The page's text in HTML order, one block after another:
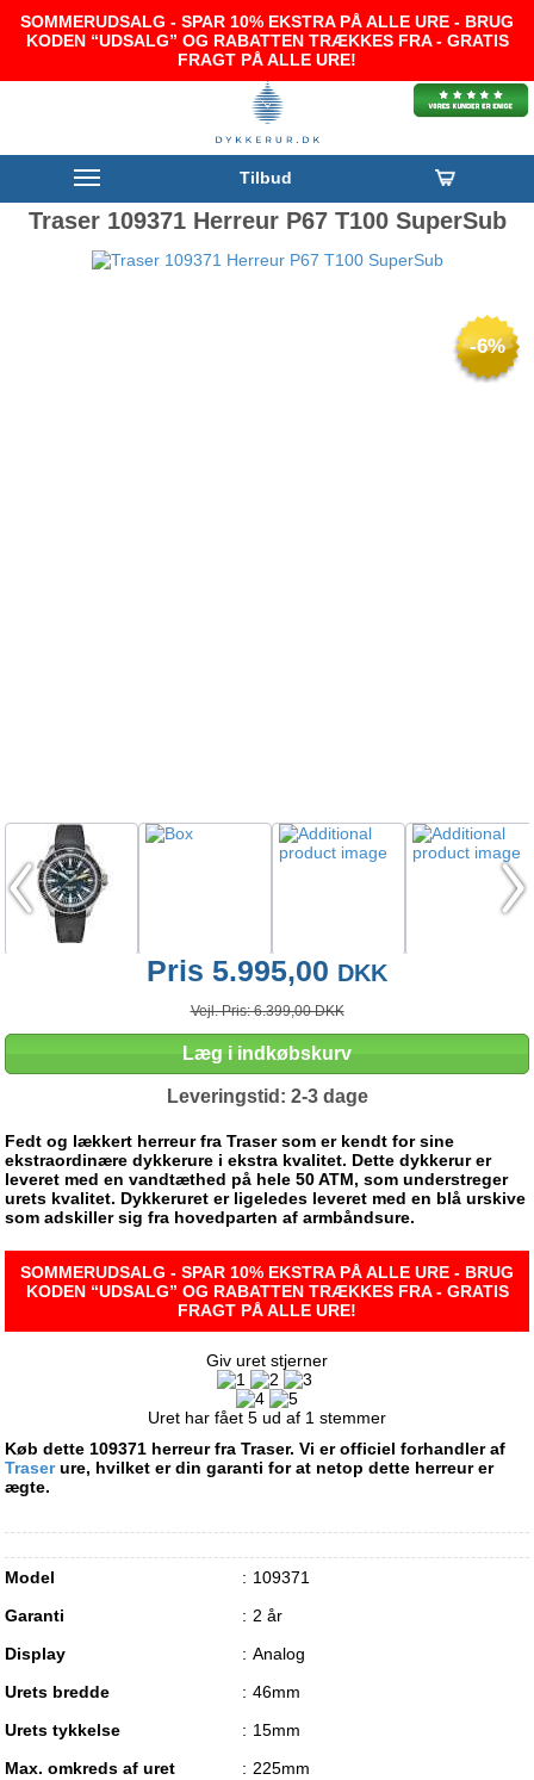
SOMMERUDSALG - SPAR 10% EKSTRA PÅ ALLE URE - BRUG
KODEN “UDSALG” OG RABATTEN TRÆKKES FRA - GRATIS
FRAGT PÅ ALLE URE!
Tilbud
Traser 109371 Herreur P67 T100 SuperSub
-6%
Pris 5.995,00 DKK
Vejl. Pris: 6.399,00 DKK
Læg i indkøbskurv
Leveringstid: 2-3 dage
Fedt og lækkert herreur fra Traser som er kendt for sine
ekstraordinære dykkerure i ekstra kvalitet. Dette dykkerur er
leveret med en vandtæthed på hele 50 ATM, som understreger
urets kvalitet. Dykkeruret er ligeledes leveret med en blå urskive
som adskiller sig fra hovedparten af armbåndsure.
SOMMERUDSALG - SPAR 10% EKSTRA PÅ ALLE URE - BRUG
KODEN “UDSALG” OG RABATTEN TRÆKKES FRA - GRATIS
FRAGT PÅ ALLE URE!
Giv uret stjerner
Uret har fået 5 ud af 1 stemmer
Køb dette 109371 herreur fra Traser. Vi er officiel forhandler af
Traserure, hvilket er din garanti for at netop dette herreur er
ægte.
Model
109371
Garanti
2 år
Display
Analog
Urets bredde
46mm
Urets tykkelse
15mm
Max. omkreds af uret
225mm